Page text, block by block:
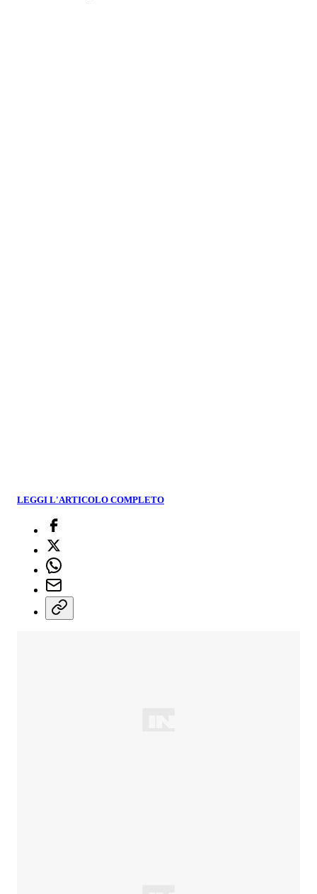
LEGGI L'ARTICOLO COMPLETO